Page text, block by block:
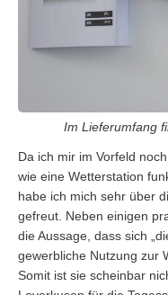
Im Lieferumfang
Da ich mir im Vorfeld
wie eine Wetterstation
habe ich mich sehr über
gefreut. Neben einigen
die Aussage, dass sich
gewerbliche Nutzung zur
Somit ist sie scheinbar